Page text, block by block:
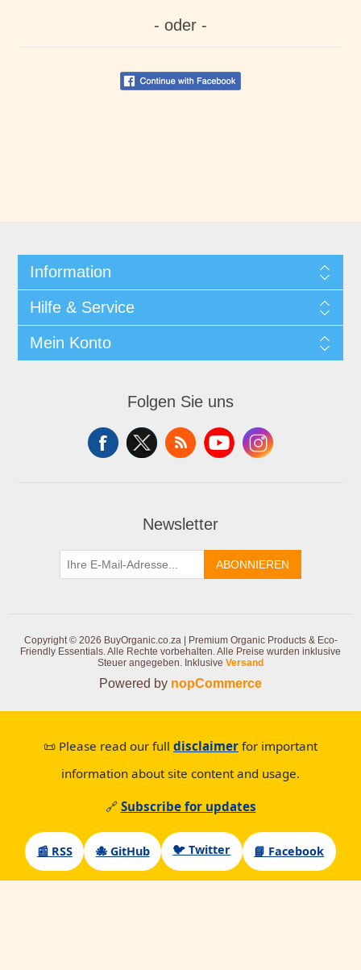
- oder -
Information
Hilfe & Service
Mein Konto
Folgen Sie uns
Newsletter
ABONNIEREN
Copyright © 2026 BuyOrganic.co.za | Premium Organic Products & Eco-
Friendly Essentials. Alle Rechte vorbehalten.Alle Preise wurden inklusive
Steuer angegeben. Inklusive Versand
Powered by nopCommerce
📜 Please read our full disclaimer for important
information about site content and usage.
🔗 Subscribe for updates
📰 RSS 🐙 GitHub 🐦 Twitter 📘 Facebook